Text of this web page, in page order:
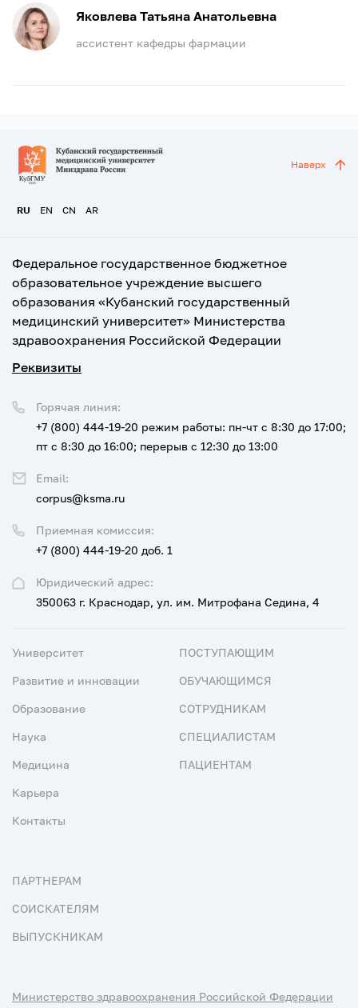
Яковлева Татьяна Анатольевна
ассистент кафедры фармации
RU EN CN AR
Наверх
Федеральное государственное бюджетное
образовательное учреждение высшего
образования «Кубанский государственный
медицинский университет» Министерства
здравоохранения Российской Федерации
Реквизиты
Юридический адрес:
350063 г. Краснодар, ул. им. Митрофана Седина, 4
Приемная комиссия:
+7 (800) 444-19-20 доб. 1
Горячая линия:
+7 (800) 444-19-20 режим работы: пн-чт с 8:30 до 17:00;
пт с 8:30 до 16:00; перерыв с 12:30 до 13:00
Email:
corpus@ksma.ru
Университет
Развитие и инновации
Образование
Наука
Медицина
Карьера
Контакты
ПОСТУПАЮЩИМ
ОБУЧАЮЩИМСЯ
СОТРУДНИКАМ
СПЕЦИАЛИСТАМ
ПАЦИЕНТАМ
ПАРТНЕРАМ
СОИСКАТЕЛЯМ
ВЫПУСКНИКАМ
Министерство здравоохранения Российской Федерации